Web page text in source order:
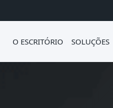
O ESCRITÓRIO SOLUÇÕES